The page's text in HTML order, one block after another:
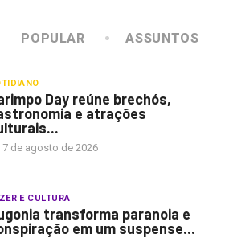
POPULAR ASSUNTOS
Day reúne brechós,
e atrações
7 de agosto de 2026
E CULTURA
transforma paranoia e
em um suspense...